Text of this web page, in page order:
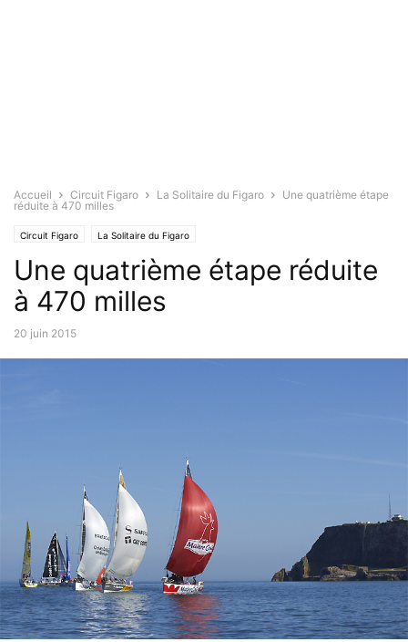
Accueil Circuit Figaro La Solitaire du Figaro
Une quatrième étape
réduite à 470 milles
Circuit Figaro La Solitaire du Figaro
Une quatrième étape réduite
à 470 milles
20 juin 2015